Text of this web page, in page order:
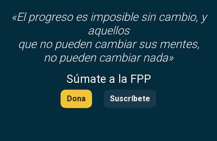
«El progreso es imposible sin cambio, y
aquellos
que no pueden cambiar sus mentes,
no pueden cambiar nada»
Súmate a la FPP
Dona Suscríbete